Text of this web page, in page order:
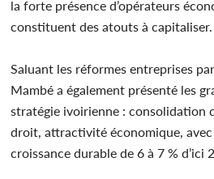
la forte présence d’opérateurs
constituent des atouts à capitaliser.
Saluant les réformes entreprises
Mambé a également présenté les
stratégie ivoirienne : consolidation
droit, attractivité économique,
croissance durable de 6 à 7 % d’ici